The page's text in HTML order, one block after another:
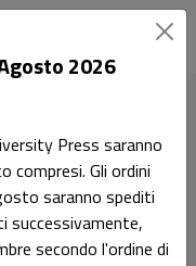
2026
Press saranno
compresi. Gli ordini
saranno spediti
successivamente,
secondo l'ordine di